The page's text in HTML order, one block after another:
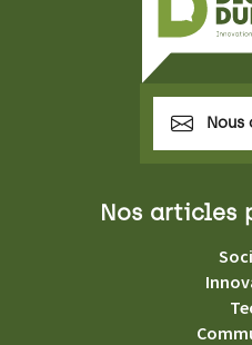
Nos articles